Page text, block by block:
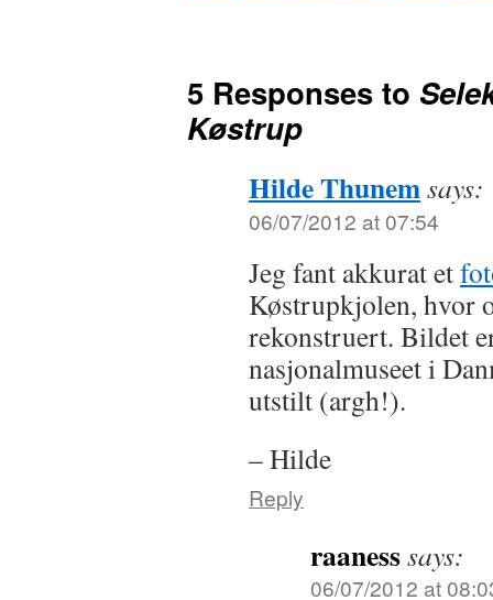
5 Responses to
Køstrup
Hilde Thunemsays:
06/07/2012 at 07:54
Jeg fant akkurat et
Køstrupkjolen, hvor
rekonstruert. Bildet
nasjonalmuseet i
utstilt (argh!).
– Hilde
Reply
raanesssays:
06/07/2012 at